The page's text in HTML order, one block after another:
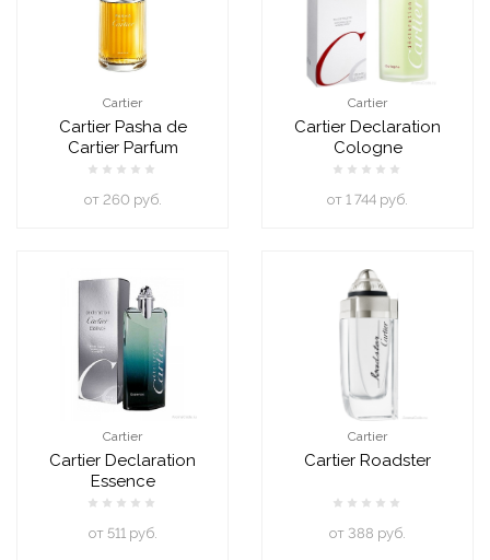
Cartier
Cartier Pasha de
Cartier Parfum
oт 260 руб.
Cartier
Cartier Declaration
Cologne
oт 1 744 руб.
Cartier
Cartier Declaration
Essence
oт 511 руб.
Cartier
Cartier Roadster
oт 388 руб.